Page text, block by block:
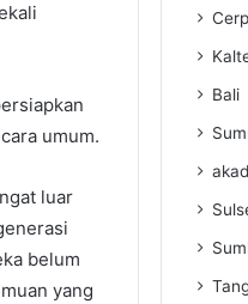
umum.
luar
belum
yang
Bali